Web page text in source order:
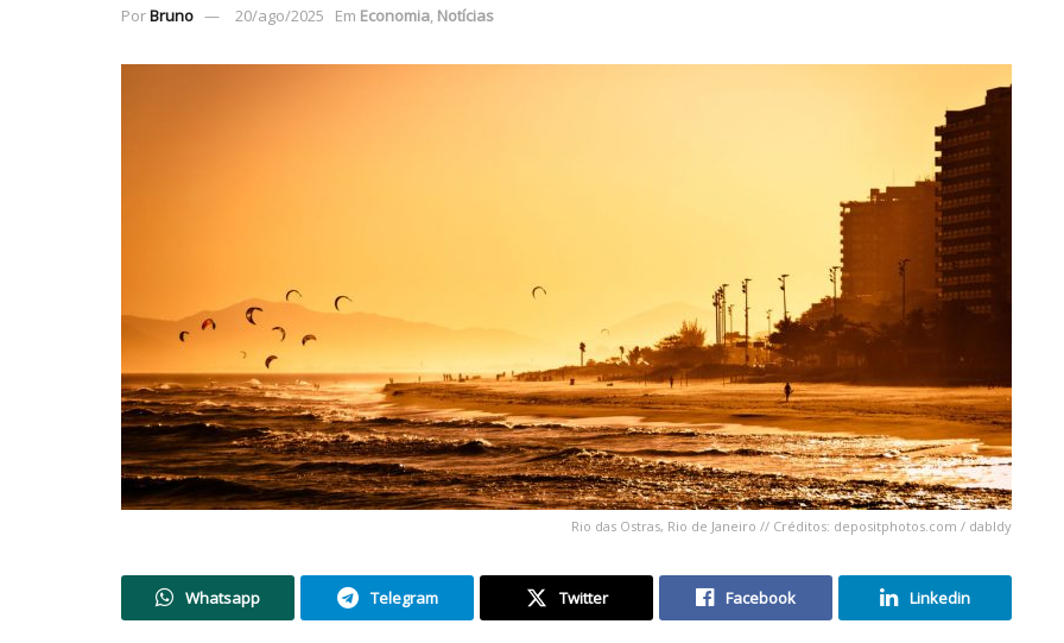
PorBruno 20/ago/2025 Em Economia, Notícias
Rio das Ostras, Rio de Janeiro // Créditos: depositphotos.com / dabldy
Whatsapp Telegram Twitter Facebook Linkedin